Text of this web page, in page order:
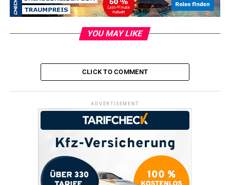
YOU MAY LIKE
CLICK TO COMMENT
ADVERTISEMENT